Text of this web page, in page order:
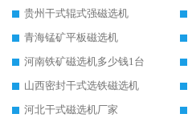
贵州干式辊式强磁选机
青海锰矿平板磁选机
河南铁矿磁选机多少钱1台
山西密封干式选铁磁选机
河北干式磁选机厂家